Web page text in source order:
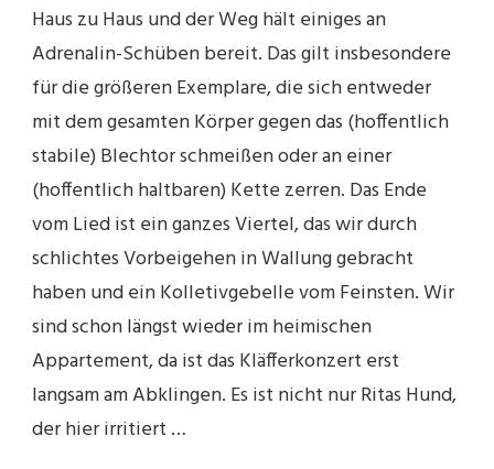
Haus zu Haus und der Weg hält einiges an
Adrenalin-Schüben bereit. Das gilt insbesondere
für die größeren Exemplare, die sich entweder
mit dem gesamten Körper gegen das (hoffentlich
stabile) Blechtor schmeißen oder an einer
(hoffentlich haltbaren) Kette zerren. Das Ende
vom Lied ist ein ganzes Viertel, das wir durch
schlichtes Vorbeigehen in Wallung gebracht
haben und ein Kolletivgebelle vom Feinsten. Wir
sind schon längst wieder im heimischen
Appartement, da ist das Kläfferkonzert erst
langsam am Abklingen. Es ist nicht nur Ritas Hund,
der hier irritiert …